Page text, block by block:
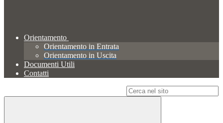
Orientamento
Orientamento in Entrata
Orientamento in Uscita
Documenti Utili
Contatti